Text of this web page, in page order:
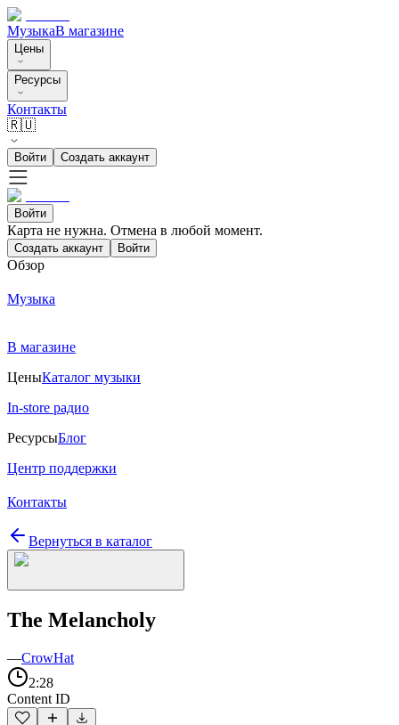
МузыкаВ магазине
Цены
Ресурсы
Контакты
🇷🇺
Войти Создать аккаунт
Войти
Карта не нужна. Отмена в любой момент.
Создать аккаунт Войти
Обзор
Музыка
В магазине
ЦеныКаталог музыки
In-store радио
РесурсыБлог
Центр поддержки
Контакты
Вернуться в каталог
The Melancholy
—CrowHat
2:28
Content ID